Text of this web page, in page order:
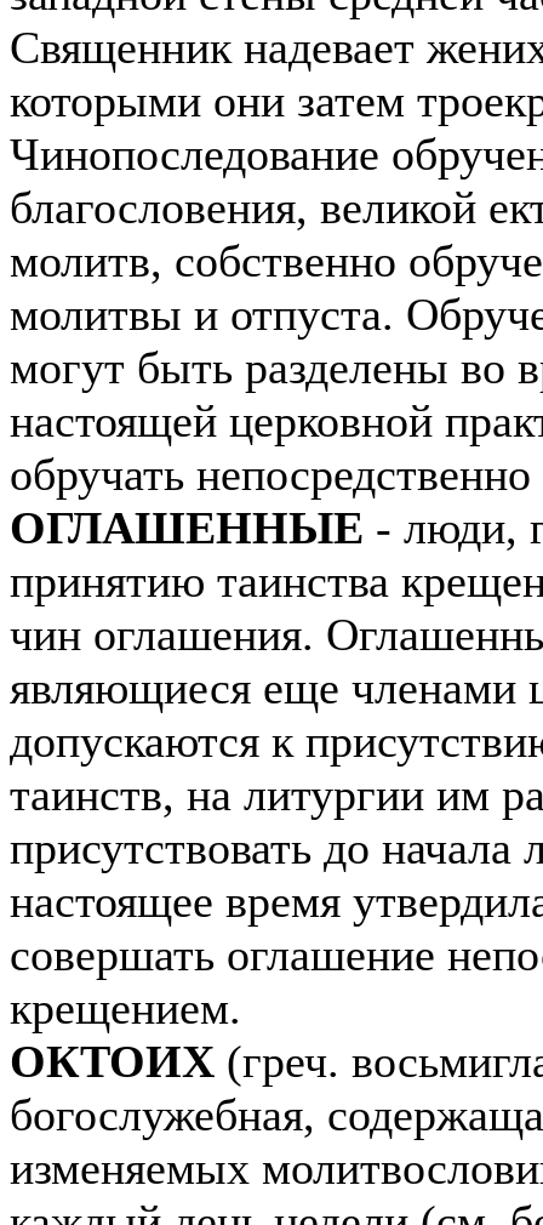
Священник надевает
которыми они затем
Чинопоследование
благословения, великой
молитв, собственно
молитвы и отпуста.
могут быть разделены во
настоящей церковной
обручать
ОГЛАШЕННЫЕ - люди,
принятию таинства
чин оглашения.
являющиеся еще членами
допускаются к
таинств, на литургии им
присутствовать до
настоящее время
совершать оглашение
крещением.
ОКТОИХ (греч.
богослужебная,
изменяемых